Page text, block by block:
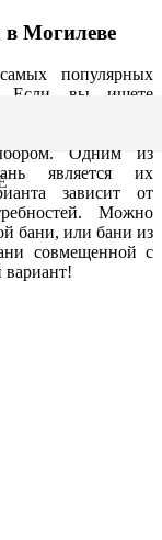
в Могилеве
популярных
Если вы ищете
Одним из
является их
зависит от
Можно
бани, или бани из
совмещенной с